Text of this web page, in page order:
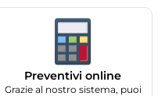
Preventivi online
Grazie al nostro sistema, puoi